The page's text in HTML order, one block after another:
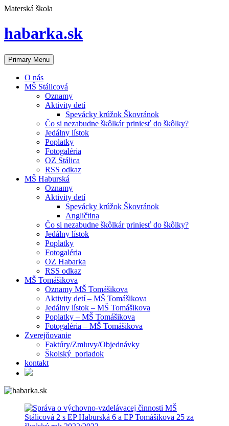
Skip
content
Materská škola
habarka.sk
Primary Menu
O nás
MŠ Stálicová
Oznamy
Aktivity detí
Spevácky krúžok Škovránok
Čo si nezabudne škôlkár priniesť do škôlky?
Jedálny lístok
Poplatky
Fotogaléria
OZ Stálica
RSS odkaz
MŠ Haburská
Oznamy
Aktivity detí
Spevácky krúžok Škovránok
Angličtina
Čo si nezabudne škôlkár priniesť do škôlky?
Jedálny lístok
Poplatky
Fotogaléria
OZ Habarka
RSS odkaz
MŠ Tomášikova
Oznamy MŠ Tomášikova
Aktivity detí – MŠ Tomášikova
Jedálny lístok – MŠ Tomášikova
Poplatky – MŠ Tomášikova
Fotogaléria – MŠ Tomášikova
Zverejňovanie
Faktúry/Zmluvy/Objednávky
Školský poriadok
kontakt